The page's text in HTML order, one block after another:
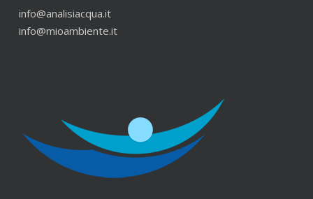
info@analisiacqua.it
info@mioambiente.it